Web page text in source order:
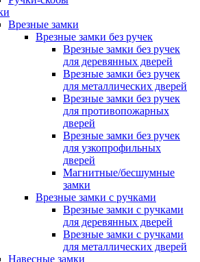
Врезные замки
Врезные замки без ручек
Врезные замки без ручек
для деревянных дверей
Врезные замки без ручек
для металлических дверей
Врезные замки без ручек
для противопожарных
дверей
Врезные замки без ручек
для узкопрофильных
дверей
Магнитные/бесшумные
замки
Врезные замки с ручками
Врезные замки с ручками
для деревянных дверей
Врезные замки с ручками
для металлических дверей
Навесные замки